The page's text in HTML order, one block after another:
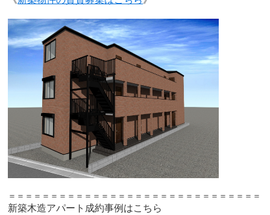
＝＝＝＝＝＝＝＝＝＝＝＝＝＝＝＝＝＝＝＝＝＝＝＝＝＝＝＝＝＝
新築木造アパート成約事例はこちら